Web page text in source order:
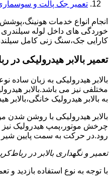
تعمیر جک پالت و
انجام انواع خدمات
خوردگی های داخل لوله سیلندری
کارایی جک،سنگ زنی کامل
تعمیر بالابر هیدرولیکی در
بالابر هیدرولیکی به زبان ساده
مختلفی نیز می باشد.بالابر
به بالابر هیدرولیک خانگی،بالابر
بالابر هیدرولیکی با روشن
چرخش موتور،پمپ هیدرولیک نیز
رود.در حرکت به سمت پایین شیر
تعمیر و نگهداری بالابر در
با توجه به نوع استفاده بازدید و